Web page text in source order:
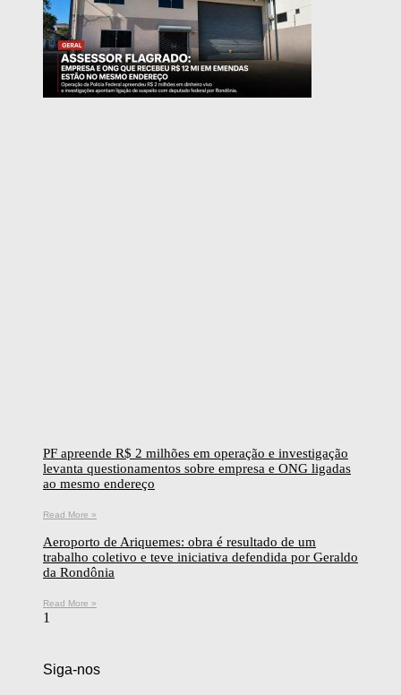
PF apreende R$ 2 milhões em operação e investigação
levanta questionamentos sobre empresa e ONG ligadas
ao mesmo endereço
Read More »
Aeroporto de Ariquemes: obra é resultado de um
trabalho coletivo e teve iniciativa defendida por Geraldo
da Rondônia
Read More »
Siga-nos